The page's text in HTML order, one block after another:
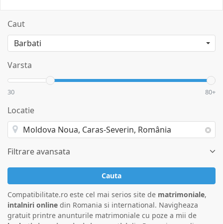
Caut
Varsta
30 80+
Locatie
Filtrare avansata
Cauta
Compatibilitate.ro este cel mai serios site de matrimoniale,
intalniri online din Romania si international. Navigheaza
gratuit printre anunturile matrimoniale cu poze a mii de